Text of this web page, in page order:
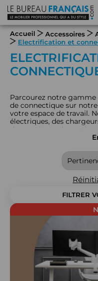
Accueil Accessoires
Electrification et
Parcourez notre
de connectique sur
votre espace de travail.
électriques, des
des systèmes de gestion
faciliter vos connexions
professionnel ou un
d'électrification et de
rester connecté de
FILTRER